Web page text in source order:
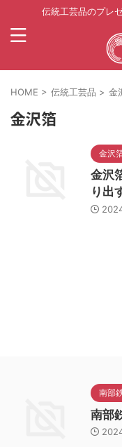
伝統工芸品のプレ
HOME > 伝統工芸品 > 金
金沢箔
金沢
金沢
り出
南部
南部